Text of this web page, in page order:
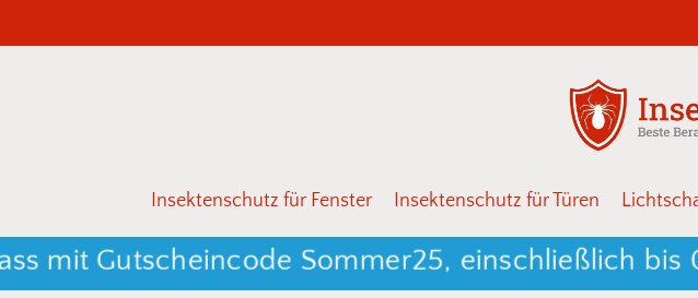
to
Drücken Sie Enter zum Suchen oder ESC zum Schließen
Insektenschutz für Fenster Insektenschutz für Türen
Gutscheincode Sommer25, einschließlich bis